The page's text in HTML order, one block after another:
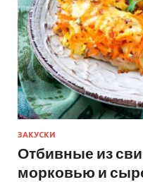
ЗАКУСКИ
Отбивные из
морковью и